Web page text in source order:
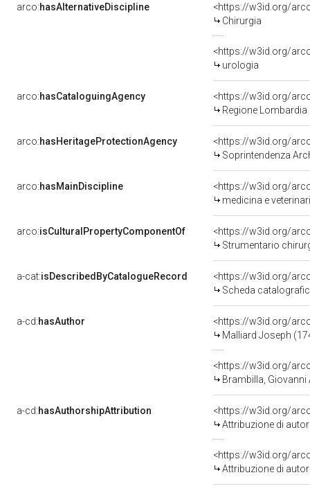
arco:hasAlternativeDiscipline
<https://w3id.org/
Chirurgia
<https://w3id.org/
urologia
arco:hasCataloguingAgency
<https://w3id.org/
Regione Lombardia
arco:hasHeritageProtectionAgency
<https://w3id.org/
Soprintendenza
arco:hasMainDiscipline
<https://w3id.org/
medicina e
arco:isCulturalPropertyComponentOf
<https://w3id.org/
Strumentario
a-cat:isDescribedByCatalogueRecord
<https://w3id.org/
Scheda
a-cd:hasAuthor
<https://w3id.org/
Malliard Joseph
<https://w3id.org/
Brambilla,
a-cd:hasAuthorshipAttribution
<https://w3id.org/
Attribuzione di
<https://w3id.org/
Attribuzione di